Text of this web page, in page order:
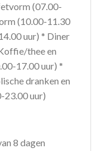
(07.00-
(10.00-11.30
uur) * Diner
thee en
17.00 uur) *
dranken en
23.00 uur)
8 dagen